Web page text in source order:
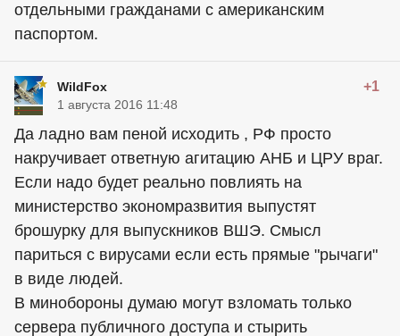
отдельными гражданами с американским
паспортом.
WildFox +1
1 августа 2016 11:48
Да ладно вам пеной исходить , РФ просто
накручивает ответную агитацию АНБ и ЦРУ враг.
Если надо будет реально повлиять на
министерство экономразвития выпустят
брошурку для выпускников ВШЭ. Смысл
париться с вирусами если есть прямые "рычаги"
в виде людей.
В минобороны думаю могут взломать только
сервера публичного доступа и стырить